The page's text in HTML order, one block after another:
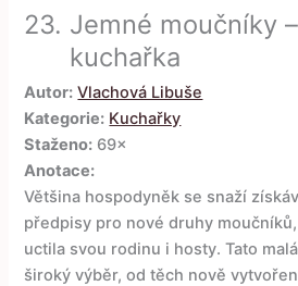
23. Jemné moučníky
kuchařka
Autor: Vlachová Libuše
Kategorie: Kuchařky
Staženo: 69×
Anotace:
Většina hospodyněk se snaží
předpisy pro nové druhy
uctila svou rodinu i hosty. Tato
široký výběr, od těch nově